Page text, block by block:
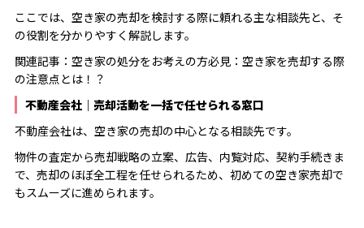
ここでは、空き家の売却を検討する際に頼れる主な相談先と、そ
の役割を分かりやすく解説します。
関連記事： 空き家の処分をお考えの方必見：空き家を売却する際
の注意点とは！？
不動産会社｜売却活動を一括で任せられる窓口
不動産会社は、空き家の売却の中心となる相談先です。
物件の査定から売却戦略の立案、広告、内覧対応、契約手続きま
で、売却のほぼ全工程を任せられるため、初めての空き家売却で
もスムーズに進められます。